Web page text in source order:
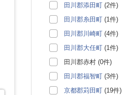
田川郡添田町 (2件)
田川郡糸田町 (1件)
田川郡川崎町 (4件)
田川郡大任町 (1件)
田川郡赤村 (0件)
田川郡福智町 (3件)
京都郡苅田町 (19件)